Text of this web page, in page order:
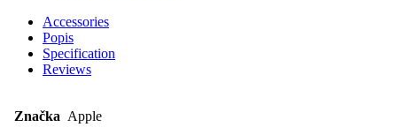
Accessories
Popis
Specification
Reviews
Značka Apple